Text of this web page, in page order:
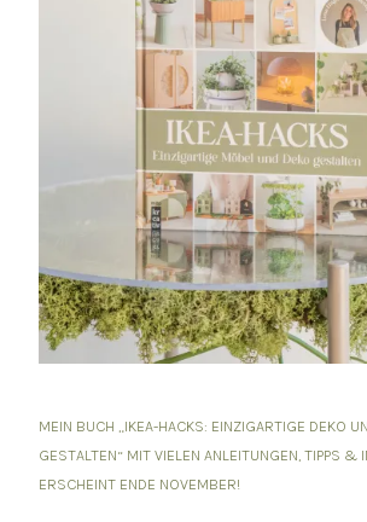
MEIN BUCH „IKEA-HACKS: EINZIGARTIGE DEKO
GESTALTEN“ MIT VIELEN ANLEITUNGEN, TIPPS &
ERSCHEINT ENDE NOVEMBER!